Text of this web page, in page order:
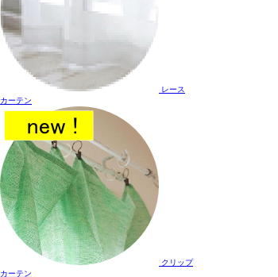
レース
カーテン
クリップ
カーテン